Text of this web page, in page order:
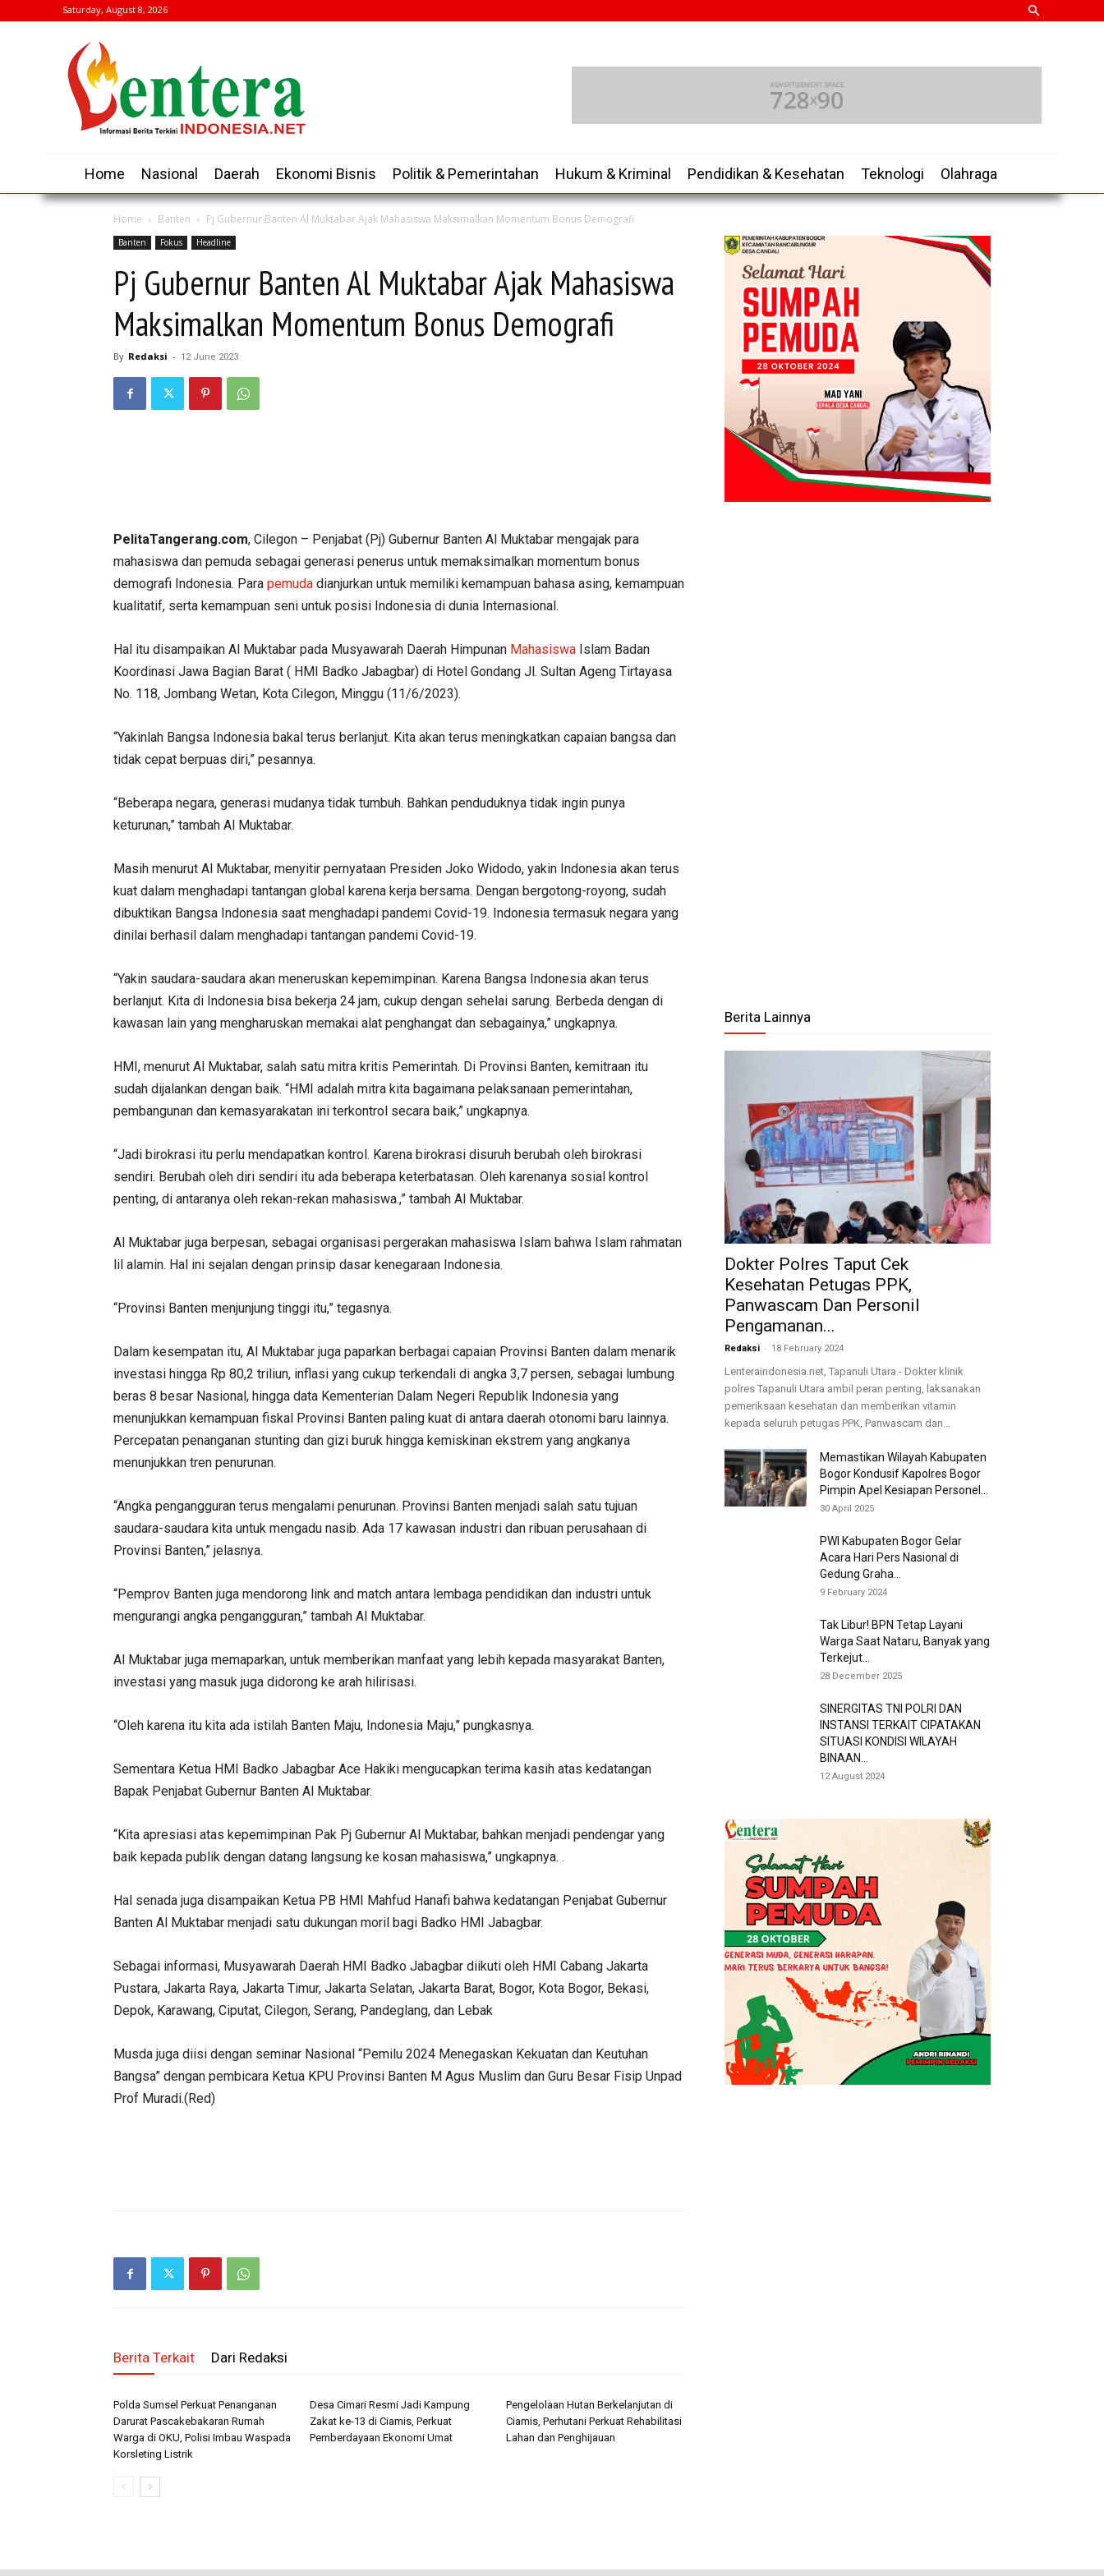
Saturday, August 8, 2026
Home Nasional Daerah Ekonomi Bisnis Politik & Pemerintahan Hukum & Kriminal Pendidikan & Kesehatan Teknologi Olahraga
Home Banten Pj Gubernur Banten Al Muktabar Ajak Mahasiswa Maksimalkan Momentum Bonus Demografi
Banten Fokus Headline
Pj Gubernur Banten Al Muktabar Ajak Mahasiswa
Maksimalkan Momentum Bonus Demografi
By Redaksi - 12 June 2023
PelitaTangerang.com, Cilegon – Penjabat (Pj) Gubernur Banten Al Muktabar mengajak para
mahasiswa dan pemuda sebagai generasi penerus untuk memaksimalkan momentum bonus
demografi Indonesia. Para pemuda dianjurkan untuk memiliki kemampuan bahasa asing, kemampuan
kualitatif, serta kemampuan seni untuk posisi Indonesia di dunia Internasional.
Hal itu disampaikan Al Muktabar pada Musyawarah Daerah Himpunan Mahasiswa Islam Badan
Koordinasi Jawa Bagian Barat ( HMI Badko Jabagbar) di Hotel Gondang Jl. Sultan Ageng Tirtayasa
No. 118, Jombang Wetan, Kota Cilegon, Minggu (11/6/2023).
“Yakinlah Bangsa Indonesia bakal terus berlanjut. Kita akan terus meningkatkan capaian bangsa dan
tidak cepat berpuas diri,” pesannya.
“Beberapa negara, generasi mudanya tidak tumbuh. Bahkan penduduknya tidak ingin punya
keturunan,” tambah Al Muktabar.
Masih menurut Al Muktabar, menyitir pernyataan Presiden Joko Widodo, yakin Indonesia akan terus
kuat dalam menghadapi tantangan global karena kerja bersama. Dengan bergotong-royong, sudah
dibuktikan Bangsa Indonesia saat menghadapi pandemi Covid-19. Indonesia termasuk negara yang
dinilai berhasil dalam menghadapi tantangan pandemi Covid-19.
“Yakin saudara-saudara akan meneruskan kepemimpinan. Karena Bangsa Indonesia akan terus
berlanjut. Kita di Indonesia bisa bekerja 24 jam, cukup dengan sehelai sarung. Berbeda dengan di
kawasan lain yang mengharuskan memakai alat penghangat dan sebagainya,” ungkapnya.
HMI, menurut Al Muktabar, salah satu mitra kritis Pemerintah. Di Provinsi Banten, kemitraan itu
sudah dijalankan dengan baik. “HMI adalah mitra kita bagaimana pelaksanaan pemerintahan,
pembangunan dan kemasyarakatan ini terkontrol secara baik,” ungkapnya.
“Jadi birokrasi itu perlu mendapatkan kontrol. Karena birokrasi disuruh berubah oleh birokrasi
sendiri. Berubah oleh diri sendiri itu ada beberapa keterbatasan. Oleh karenanya sosial kontrol
penting, di antaranya oleh rekan-rekan mahasiswa.,” tambah Al Muktabar.
Al Muktabar juga berpesan, sebagai organisasi pergerakan mahasiswa Islam bahwa Islam rahmatan
lil alamin. Hal ini sejalan dengan prinsip dasar kenegaraan Indonesia.
“Provinsi Banten menjunjung tinggi itu,” tegasnya.
Dalam kesempatan itu, Al Muktabar juga paparkan berbagai capaian Provinsi Banten dalam menarik
investasi hingga Rp 80,2 triliun, inflasi yang cukup terkendali di angka 3,7 persen, sebagai lumbung
beras 8 besar Nasional, hingga data Kementerian Dalam Negeri Republik Indonesia yang
menunjukkan kemampuan fiskal Provinsi Banten paling kuat di antara daerah otonomi baru lainnya.
Percepatan penanganan stunting dan gizi buruk hingga kemiskinan ekstrem yang angkanya
menunjukkan tren penurunan.
“Angka pengangguran terus mengalami penurunan. Provinsi Banten menjadi salah satu tujuan
saudara-saudara kita untuk mengadu nasib. Ada 17 kawasan industri dan ribuan perusahaan di
Provinsi Banten,” jelasnya.
“Pemprov Banten juga mendorong link and match antara lembaga pendidikan dan industri untuk
mengurangi angka pengangguran,” tambah Al Muktabar.
Al Muktabar juga memaparkan, untuk memberikan manfaat yang lebih kepada masyarakat Banten,
investasi yang masuk juga didorong ke arah hilirisasi.
“Oleh karena itu kita ada istilah Banten Maju, Indonesia Maju,” pungkasnya.
Sementara Ketua HMI Badko Jabagbar Ace Hakiki mengucapkan terima kasih atas kedatangan
Bapak Penjabat Gubernur Banten Al Muktabar.
“Kita apresiasi atas kepemimpinan Pak Pj Gubernur Al Muktabar, bahkan menjadi pendengar yang
baik kepada publik dengan datang langsung ke kosan mahasiswa,” ungkapnya. .
Hal senada juga disampaikan Ketua PB HMI Mahfud Hanafi bahwa kedatangan Penjabat Gubernur
Banten Al Muktabar menjadi satu dukungan moril bagi Badko HMI Jabagbar.
Sebagai informasi, Musyawarah Daerah HMI Badko Jabagbar diikuti oleh HMI Cabang Jakarta
Pustara, Jakarta Raya, Jakarta Timur, Jakarta Selatan, Jakarta Barat, Bogor, Kota Bogor, Bekasi,
Depok, Karawang, Ciputat, Cilegon, Serang, Pandeglang, dan Lebak
Musda juga diisi dengan seminar Nasional “Pemilu 2024 Menegaskan Kekuatan dan Keutuhan
Bangsa” dengan pembicara Ketua KPU Provinsi Banten M Agus Muslim dan Guru Besar Fisip Unpad
Prof Muradi.(Red)
Berita Terkait Dari Redaksi
Polda Sumsel Perkuat Penanganan
Darurat Pascakebakaran Rumah
Warga di OKU, Polisi Imbau Waspada
Korsleting Listrik
Desa Cimari Resmi Jadi Kampung
Zakat ke-13 di Ciamis, Perkuat
Pemberdayaan Ekonomi Umat
Pengelolaan Hutan Berkelanjutan di
Ciamis, Perhutani Perkuat Rehabilitasi
Lahan dan Penghijauan
Berita Lainnya
Dokter Polres Taput Cek
Kesehatan Petugas PPK,
Panwascam Dan Personil
Pengamanan...
Redaksi - 18 February 2024
Lenteraindonesia.net, Tapanuli Utara - Dokter klinik
polres Tapanuli Utara ambil peran penting, laksanakan
pemeriksaan kesehatan dan memberikan vitamin
kepada seluruh petugas PPK, Panwascam dan...
Memastikan Wilayah Kabupaten
Bogor Kondusif Kapolres Bogor
Pimpin Apel Kesiapan Personel...
30 April 2025
PWI Kabupaten Bogor Gelar
Acara Hari Pers Nasional di
Gedung Graha...
9 February 2024
Tak Libur! BPN Tetap Layani
Warga Saat Nataru, Banyak yang
Terkejut...
28 December 2025
SINERGITAS TNI POLRI DAN
INSTANSI TERKAIT CIPATAKAN
SITUASI KONDISI WILAYAH
BINAAN...
12 August 2024